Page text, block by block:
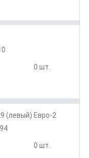
0 шт.
(левый) Евро-2
0 шт.